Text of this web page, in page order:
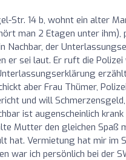
Str. 14 b, wohnt ein alter
man 2 Etagen unter ihm),
Nachbar, der
er sei laut. Er ruft die
aber Frau Thümer,
und will
ist augenscheinlich
Mutter den gleichen Spaß
hat. Vermietung hat mir im
war ich persönlich bei der